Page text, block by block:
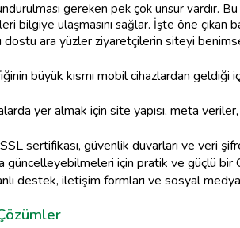
gereken pek çok unsur vardır.
ulaşmasını sağlar. İşte öne çıkan
dostu ara yüzler ziyaretçilerin siteyi
büyük kısmı mobil cihazlardan geldiği
yer almak için site yapısı, meta
sertifikası, güvenlik duvarları ve veri
güncelleyebilmeleri için pratik ve güçlü bir
destek, iletişim formları ve sosyal